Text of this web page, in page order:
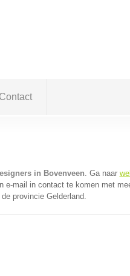
Contact
in Bovenveen. Ga naar
e-mail in contact te komen met
provincie Gelderland.